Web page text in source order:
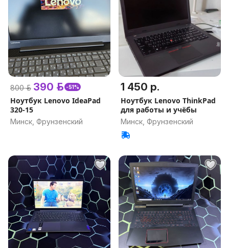
800 р. 390 р. -51%
Ноутбук Lenovo IdeaPad
320-15
Минск, Фрунзенский
1 450 р.
Ноутбук Lenovo ThinkPad
для работы и учёбы
Минск, Фрунзенский